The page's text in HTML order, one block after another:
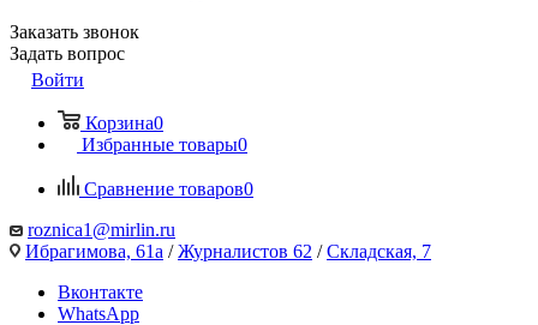
Заказать звонок
Задать вопрос
Войти
Корзина0
Избранные товары0
Сравнение товаров0
roznica1@mirlin.ru
Ибрагимова, 61а /Журналистов 62 /Складская, 7
Вконтакте
WhatsApp